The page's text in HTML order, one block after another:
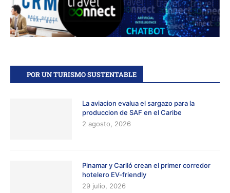
POR UN TURISMO SUSTENTABLE
La aviacion evalua el sargazo para la
produccion de SAF en el Caribe
2 agosto, 2026
Pinamar y Cariló crean el primer corredor
hotelero EV-friendly
29 julio, 2026